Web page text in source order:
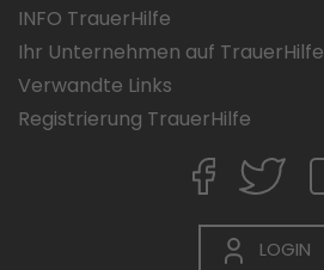
INFO TrauerHilfe
Ihr Unternehmen auf TrauerHilfe
Verwandte Links
Registrierung TrauerHilfe
LOGIN